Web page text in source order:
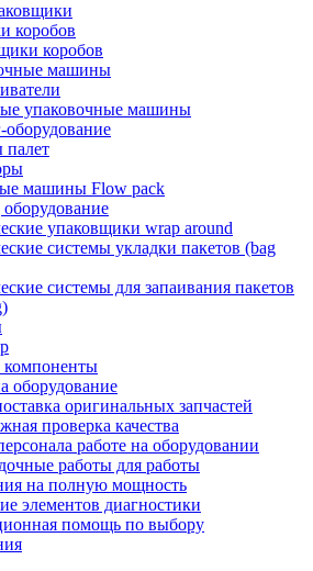
коробов
коробов
машины
упаковочные машины
палет
машины Flow pack
оборудование
упаковщики wrap around
системы укладки пакетов (bag
системы для запаивания пакетов
компоненты
оборудование
оригинальных запчастей
проверка качества
работе на оборудовании
работы для работы
на полную мощность
элементов диагностики
помощь по выбору